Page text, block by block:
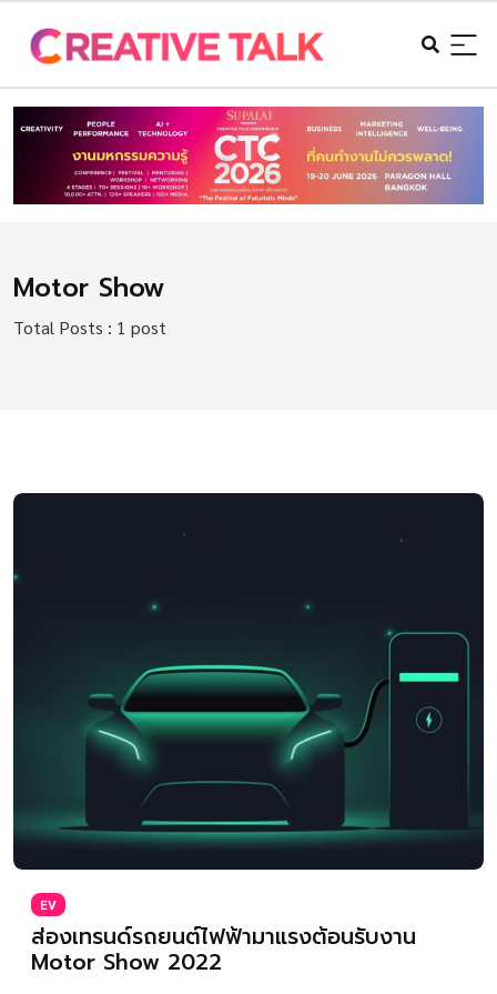
Motor Show
Total Posts : 1 post
EV
ส่องเทรนด์รถยนต์ไฟฟ้ามาแรงต้อนรับงาน
Motor Show 2022